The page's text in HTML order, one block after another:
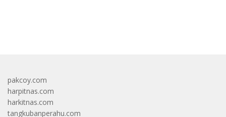
pakcoy.com
harpitnas.com
harkitnas.com
tangkubanperahu.com